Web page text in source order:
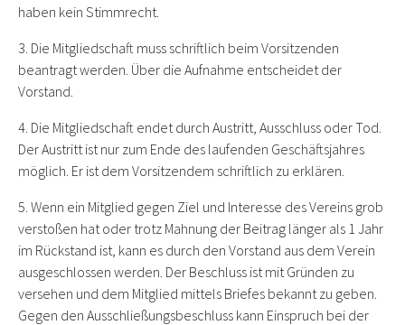
haben kein Stimmrecht.
3. Die Mitgliedschaft muss schriftlich beim Vorsitzenden
beantragt werden. Über die Aufnahme entscheidet der
Vorstand.
4. Die Mitgliedschaft endet durch Austritt, Ausschluss oder Tod.
Der Austritt ist nur zum Ende des laufenden Geschäftsjahres
möglich. Er ist dem Vorsitzendem schriftlich zu erklären.
5. Wenn ein Mitglied gegen Ziel und Interesse des Vereins grob
verstoßen hat oder trotz Mahnung der Beitrag länger als 1 Jahr
im Rückstand ist, kann es durch den Vorstand aus dem Verein
ausgeschlossen werden. Der Beschluss ist mit Gründen zu
versehen und dem Mitglied mittels Briefes bekannt zu geben.
Gegen den Ausschließungsbeschluss kann Einspruch bei der